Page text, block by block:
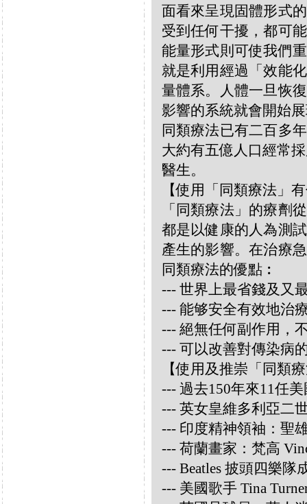
面看來呈現固體形式
受到任何干擾，都可
能量形式則可使我們
就是利用經過「效能
量體系。人體一旦恢
影響的系統就會開始
同類療法已有二百多
大約有五億人口經常
醫生。
【使用「同類療法」
「同類療法」的療劑
都是以健康的人為測
產生的影響。在治療
同類療法的優點︰
--- 世界上最省錢及又
--- 能够安全有效地治
--- 絕無任何副作用，
--- 可以改善對傳染病
【使用及推崇「同類
--- 過去150年來11任
--- 英女皇維多利亞二
--- 印度精神領袖：聖
--- 荷蘭畫家：梵高
--- Beatles 披頭四樂隊
--- 美國歌手 Tina